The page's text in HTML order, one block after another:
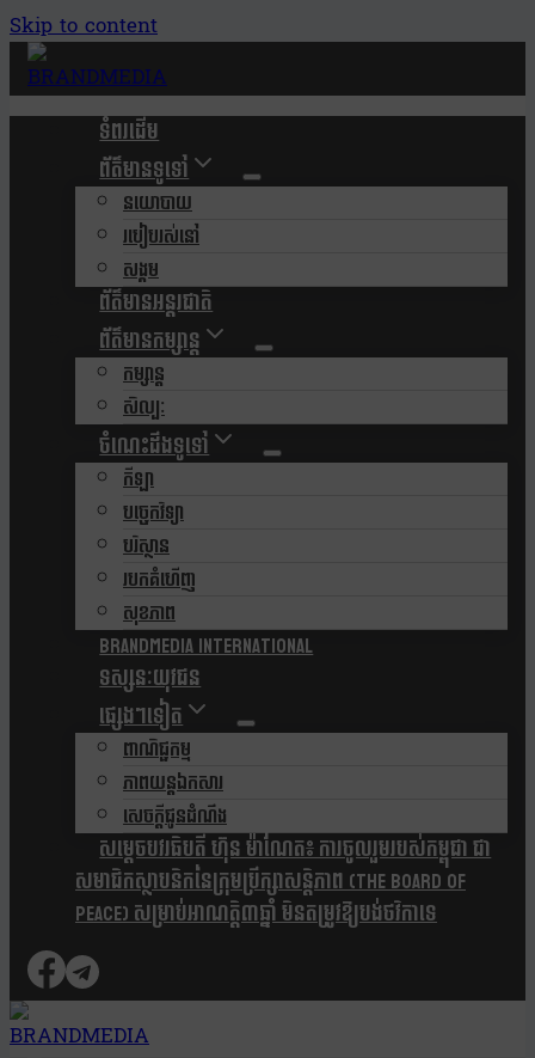
Skip to content
ទំពរដើម
ព័ត៌មានទូទៅ
នយោបាយ
របៀបរស់នៅ
សង្គម
ព័ត៌មានអន្តរជាតិ
ព័ត៌មានកម្សាន្ត
កម្សាន្ត
សិល្បៈ
ចំណេះដឹងទូទៅ
កីឡា
បច្ចេកវិទ្យា
បរិស្ថាន
របកគំហើញ
សុខភាព
Brandmedia international
ទស្សនៈយុវជន
ផ្សេងៗទៀត
ពាណិជ្ជកម្ម
ភាពយន្តឯកសារ
សេចក្តីជូនដំណឹង
សម្តេចបវរធិបតី ហ៊ុន ម៉ាណែត៖ ការចូលរួមរបស់កម្ពុជា ជា
សមាជិកស្ថាបនិកនៃក្រុមប្រឹក្សាសន្តិភាព (The Board Of
Peace) សម្រាប់អាណត្តិ៣ឆ្នាំ មិនតម្រូវឱ្យបង់ថវិកាទេ